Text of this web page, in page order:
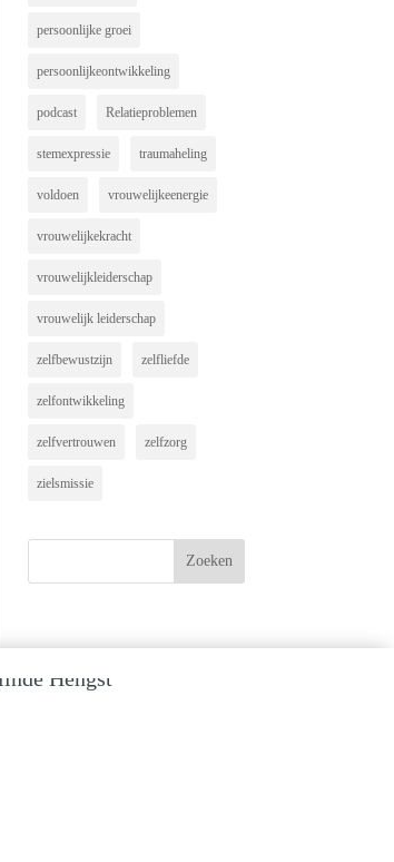
persoonlijke groei
persoonlijkeontwikkeling
podcast Relatieproblemen
stemexpressie traumaheling
voldoen vrouwelijkeenergie
vrouwelijkekracht
vrouwelijkleiderschap
vrouwelijk leiderschap
zelfbewustzijn zelfliefde
zelfontwikkeling
zelfvertrouwen zelfzorg
zielsmissie